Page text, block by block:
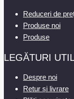
Reduceri de
Produse noi
Produse
LEGĂTURI
Despre noi
Retur și livrare